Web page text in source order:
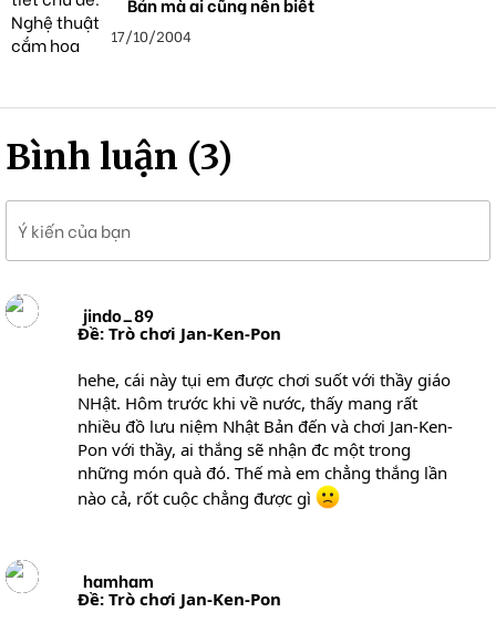
Bản mà ai cũng nên biết
17/10/2004
Bình luận (3)
Ý kiến của bạn
jindo_89
Ðề: Trò chơi Jan-Ken-Pon
hehe, cái này tụi em được chơi suốt với thầy giáo
NHật. Hôm trước khi về nước, thấy mang rất
nhiều đồ lưu niệm Nhật Bản đến và chơi Jan-Ken-
Pon với thầy, ai thắng sẽ nhận đc một trong
những món quà đó. Thế mà em chẳng thắng lần
nào cả, rốt cuộc chẳng được gì
hamham
Ðề: Trò chơi Jan-Ken-Pon